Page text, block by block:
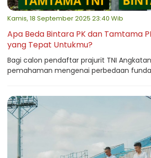
Kamis, 18 September 2025 23:40 Wib
Apa Beda Bintara PK dan Tamtama
yang Tepat Untukmu?
Bagi calon pendaftar prajurit TNI
pemahaman mengenai perbedaan